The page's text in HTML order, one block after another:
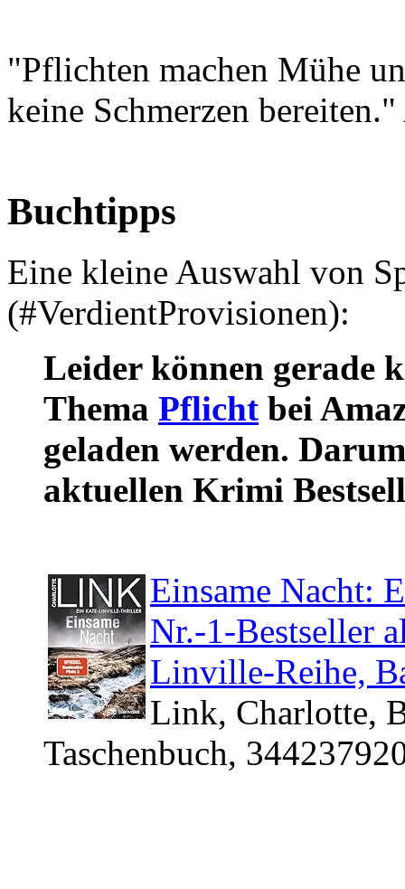
"Pflichten machen Mühe
keine Schmerzen
Buchtipps
Eine kleine Auswahl von
(#VerdientProvisionen):
Leider können gerade
Thema Pflicht bei
geladen werden.
aktuellen Krimi
Einsame Nacht:
Nr.-1-Bestseller
Linville-Reihe,
Link, Charlotte,
Taschenbuch,